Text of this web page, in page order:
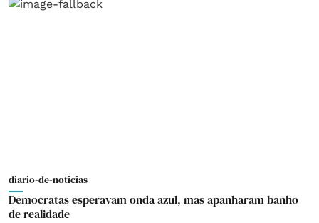
diario-de-noticias
Democratas esperavam onda azul, mas apanharam banho
de realidade